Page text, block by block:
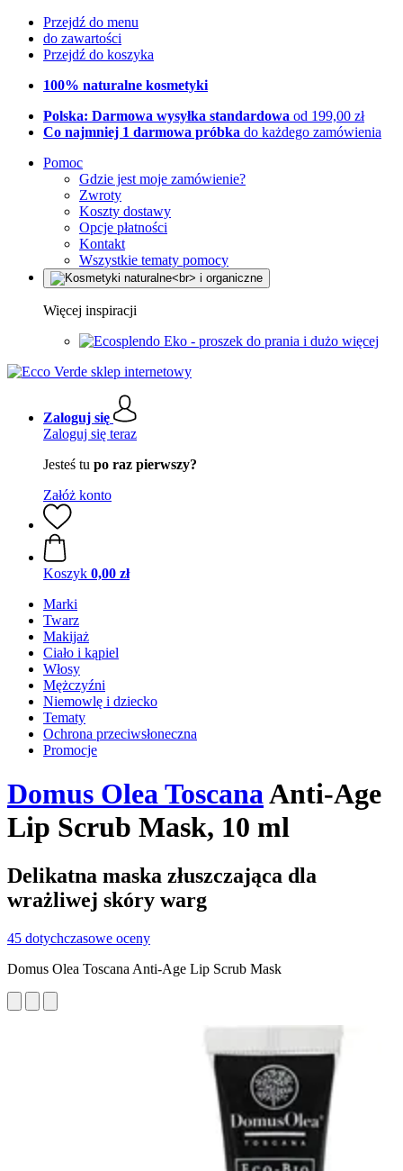
Przejdź do menu
do zawartości
Przejdź do koszyka
100% naturalne kosmetyki
Polska: Darmowa wysyłka standardowa od 199,00 zł
Co najmniej 1 darmowa próbka do każdego zamówienia
Pomoc
Gdzie jest moje zamówienie?
Zwroty
Koszty dostawy
Opcje płatności
Kontakt
Wszystkie tematy pomocy
Więcej inspiracji
Eko - proszek do prania i dużo więcej
Zaloguj się
Zaloguj się teraz
Jesteś tu po raz pierwszy?
Załóż konto
Koszyk 0,00 zł
Marki
Twarz
Makijaż
Ciało i kąpiel
Włosy
Mężczyźni
Niemowlę i dziecko
Tematy
Ochrona przeciwsłoneczna
Promocje
Domus Olea ToscanaAnti-Age
Lip Scrub Mask, 10 ml
Delikatna maska złuszczająca dla
wrażliwej skóry warg
45 dotychczasowe oceny
Domus Olea Toscana Anti-Age Lip Scrub Mask